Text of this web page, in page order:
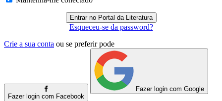
Esqueceu-se da password?
Crie a sua conta ou se preferir pode
Fazer login com Facebook
Fazer login com Google